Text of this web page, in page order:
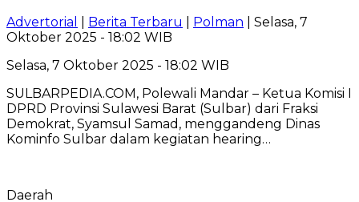
Advertorial Berita Terbaru Polman | Selasa, 7
Oktober 2025 - 18:02 WIB
Selasa, 7 Oktober 2025 - 18:02 WIB
SULBARPEDIA.COM, Polewali Mandar – Ketua Komisi I
DPRD Provinsi Sulawesi Barat (Sulbar) dari Fraksi
Demokrat, Syamsul Samad, menggandeng Dinas
Kominfo Sulbar dalam kegiatan hearing…
Daerah